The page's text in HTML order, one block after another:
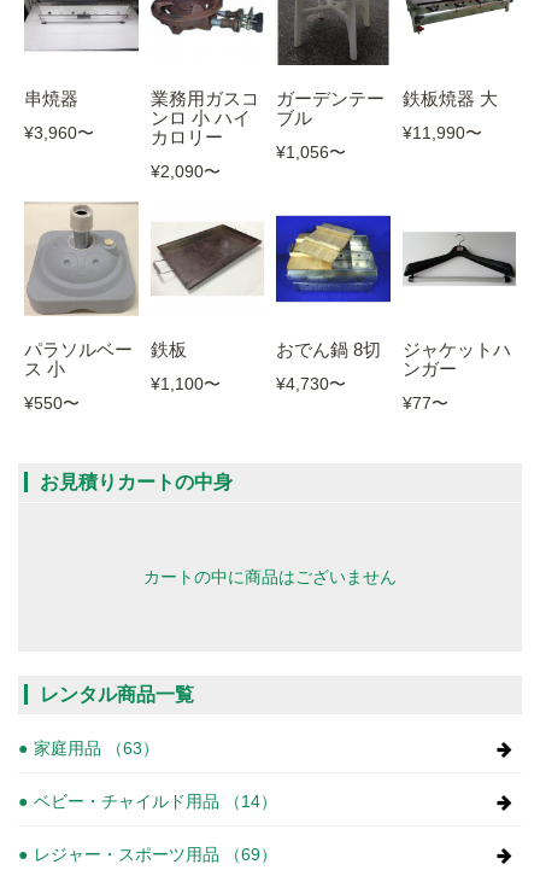
串焼器
¥3,960〜
業務用ガスコ
ンロ 小 ハイ
カロリー
¥2,090〜
ガーデンテー
ブル
¥1,056〜
鉄板焼器 大
¥11,990〜
パラソルベー
ス 小
¥550〜
鉄板
¥1,100〜
おでん鍋 8切
¥4,730〜
ジャケットハ
ンガー
¥77〜
お見積りカートの中身
カートの中に商品はございません
レンタル商品一覧
家庭用品 （63）
ベビー・チャイルド用品 （14）
レジャー・スポーツ用品 （69）